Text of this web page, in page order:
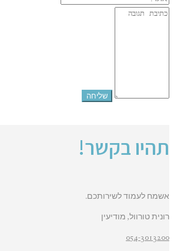
תהיו בקשר!
אשמח לעמוד לשירותכם.
רונית טורוול, מודיעין
054-3013200